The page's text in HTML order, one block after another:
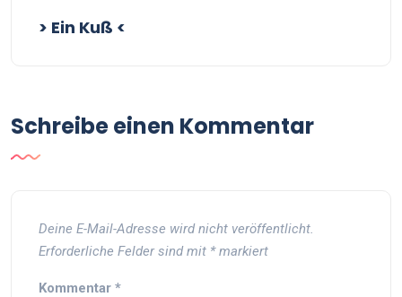
> Ein Kuß <
Schreibe einen Kommentar
Deine E-Mail-Adresse wird nicht veröffentlicht.
Erforderliche Felder sind mit *markiert
Kommentar *